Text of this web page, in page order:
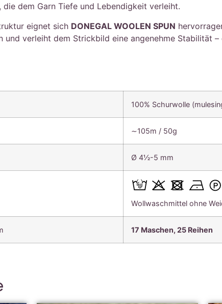
die dem Garn Tiefe und Lebendigkeit verleiht.
eignet sich DONEGAL WOOLEN SPUN
und verleiht dem Strickbild eine angenehme Stabilität
100% Schurwolle
∼105m / 50g
Ø 4½-5 mm
Wollwaschmittel ohne
17 Maschen, 25 Reihen